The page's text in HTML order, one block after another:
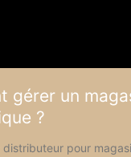
gérer un
?
distributeur pour